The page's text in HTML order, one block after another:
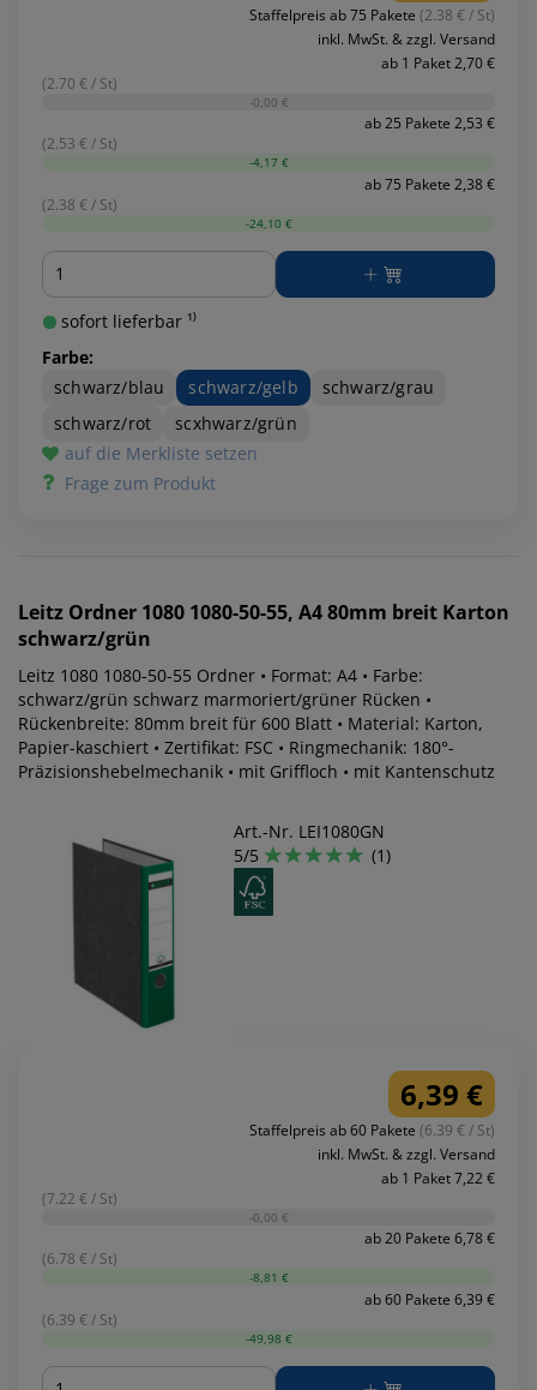
Staffelpreis ab 75 Pakete (2.38 € / St)
inkl. MwSt. & zzgl. Versand
ab 1 Paket 2,70 €
(2.70 € / St)
-0,00 €
ab 25 Pakete 2,53 €
(2.53 € / St)
-4,17 €
ab 75 Pakete 2,38 €
(2.38 € / St)
-24,10 €
Menge
sofort lieferbar ¹⁾
Farbe:
schwarz/blau
schwarz/gelb
schwarz/grau
schwarz/rot
scxhwarz/grün
auf die Merkliste setzen
Frage zum Produkt
Leitz Ordner 1080 1080-50-55, A4 80mm breit Karton
schwarz/grün
Leitz 1080 1080-50-55 Ordner • Format: A4 • Farbe:
schwarz/grün schwarz marmoriert/grüner Rücken •
Rückenbreite: 80mm breit für 600 Blatt • Material: Karton,
Papier-kaschiert • Zertifikat: FSC • Ringmechanik: 180°-
Präzisionshebelmechanik • mit Griffloch • mit Kantenschutz
Art.-Nr. LEI1080GN
5/5
(1)
6,39 €
Staffelpreis ab 60 Pakete (6.39 € / St)
inkl. MwSt. & zzgl. Versand
ab 1 Paket 7,22 €
(7.22 € / St)
-0,00 €
ab 20 Pakete 6,78 €
(6.78 € / St)
-8,81 €
ab 60 Pakete 6,39 €
(6.39 € / St)
-49,98 €
Menge